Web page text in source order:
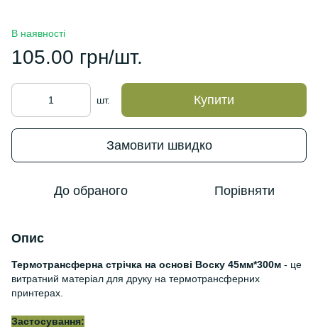
В наявності
105.00 грн/шт.
шт. Купити
Замовити швидко
До обраного Порівняти
Опис
Термотрансферна стрічка на основі Воску 45мм*300м - це
витратний матеріал для друку на термотрансферних
принтерах.
Застосування: